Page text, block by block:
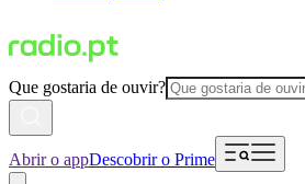
Que gostaria de ouvir?
Abrir o appDescobrir o Prime